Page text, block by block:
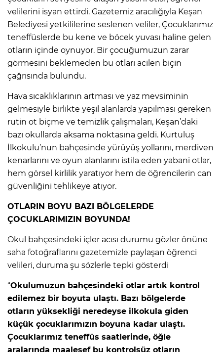
velilerini isyan ettirdi. Gazetemiz aracılığıyla Keşan
Belediyesi yetkililerine seslenen veliler, Çocuklarımız
teneffüslerde bu kene ve böcek yuvası haline gelen
otların içinde oynuyor. Bir çocuğumuzun zarar
görmesini beklemeden bu otları acilen biçin
çağrısında bulundu.
Hava sıcaklıklarının artması ve yaz mevsiminin
gelmesiyle birlikte yeşil alanlarda yapılması gereken
rutin ot biçme ve temizlik çalışmaları, Keşan’daki
bazı okullarda aksama noktasına geldi. Kurtuluş
İlkokulu’nun bahçesinde yürüyüş yollarını, merdiven
kenarlarını ve oyun alanlarını istila eden yabani otlar,
hem görsel kirlilik yaratıyor hem de öğrencilerin can
güvenliğini tehlikeye atıyor.
OTLARIN BOYU BAZI BÖLGELERDE
ÇOCUKLARIMIZIN BOYUNDA!
Okul bahçesindeki içler acısı durumu gözler önüne
saha fotoğraflarını gazetemizle paylaşan öğrenci
velileri, duruma şu sözlerle tepki gösterdi
“Okulumuzun bahçesindeki otlar artık kontrol
edilemez bir boyuta ulaştı. Bazı bölgelerde
otların yüksekliği neredeyse ilkokula giden
küçük çocuklarımızın boyuna kadar ulaştı.
Çocuklarımız teneffüs saatlerinde, öğle
aralarında maalesef bu kontrolsüz otların